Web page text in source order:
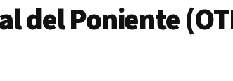
del Poniente